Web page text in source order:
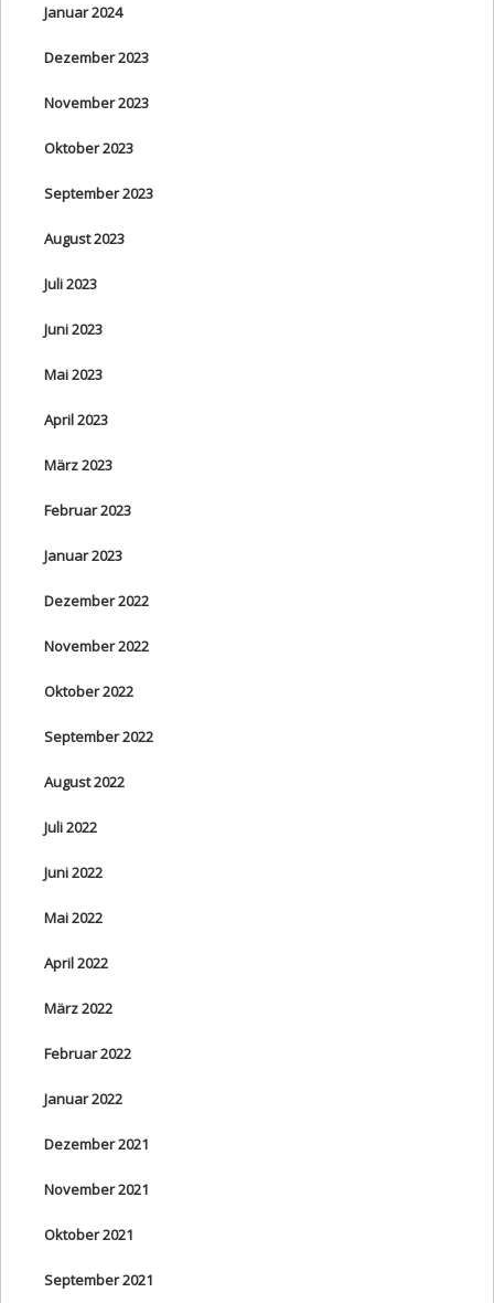
Januar 2024
Dezember 2023
November 2023
Oktober 2023
September 2023
August 2023
Juli 2023
Juni 2023
Mai 2023
April 2023
März 2023
Februar 2023
Januar 2023
Dezember 2022
November 2022
Oktober 2022
September 2022
August 2022
Juli 2022
Juni 2022
Mai 2022
April 2022
März 2022
Februar 2022
Januar 2022
Dezember 2021
November 2021
Oktober 2021
September 2021